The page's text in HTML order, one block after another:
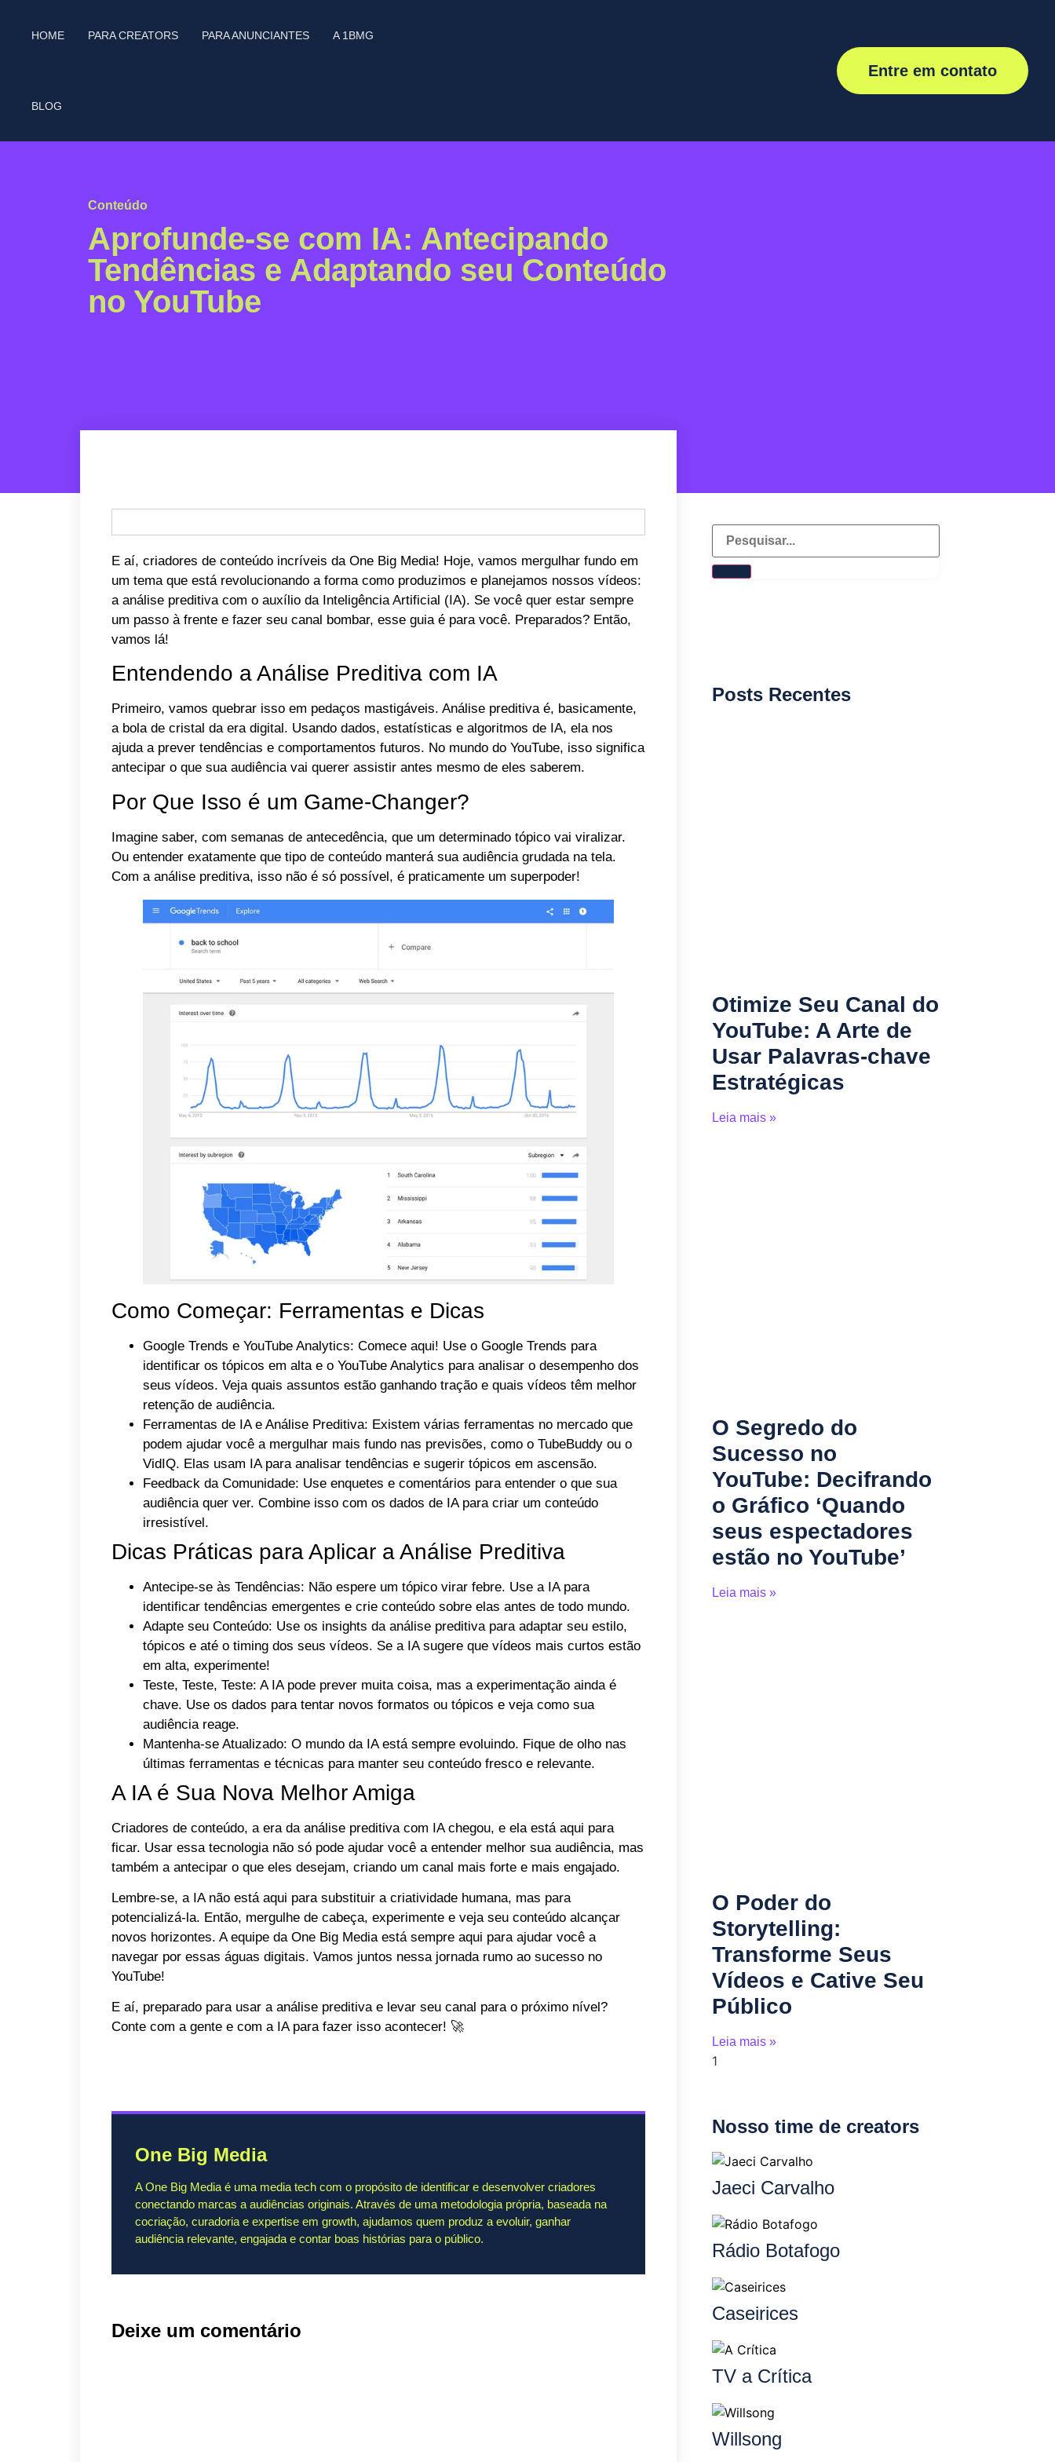
HOME PARA CREATORS PARA ANUNCIANTES A 1BMG
BLOG
Entre em contato
Conteúdo
Aprofunde-se com IA: Antecipando
Tendências e Adaptando seu Conteúdo
no YouTube
E aí, criadores de conteúdo incríveis da One Big Media! Hoje, vamos mergulhar fundo em
um tema que está revolucionando a forma como produzimos e planejamos nossos vídeos:
a análise preditiva com o auxílio da Inteligência Artificial (IA). Se você quer estar sempre
um passo à frente e fazer seu canal bombar, esse guia é para você. Preparados? Então,
vamos lá!
Entendendo a Análise Preditiva com IA
Primeiro, vamos quebrar isso em pedaços mastigáveis. Análise preditiva é, basicamente,
a bola de cristal da era digital. Usando dados, estatísticas e algoritmos de IA, ela nos
ajuda a prever tendências e comportamentos futuros. No mundo do YouTube, isso significa
antecipar o que sua audiência vai querer assistir antes mesmo de eles saberem.
Por Que Isso é um Game-Changer?
Imagine saber, com semanas de antecedência, que um determinado tópico vai viralizar.
Ou entender exatamente que tipo de conteúdo manterá sua audiência grudada na tela.
Com a análise preditiva, isso não é só possível, é praticamente um superpoder!
Como Começar: Ferramentas e Dicas
Google Trends e YouTube Analytics: Comece aqui! Use o Google Trends para
identificar os tópicos em alta e o YouTube Analytics para analisar o desempenho dos
seus vídeos. Veja quais assuntos estão ganhando tração e quais vídeos têm melhor
retenção de audiência.
Ferramentas de IA e Análise Preditiva: Existem várias ferramentas no mercado que
podem ajudar você a mergulhar mais fundo nas previsões, como o TubeBuddy ou o
VidIQ. Elas usam IA para analisar tendências e sugerir tópicos em ascensão.
Feedback da Comunidade: Use enquetes e comentários para entender o que sua
audiência quer ver. Combine isso com os dados de IA para criar um conteúdo
irresistível.
Dicas Práticas para Aplicar a Análise Preditiva
Antecipe-se às Tendências: Não espere um tópico virar febre. Use a IA para
identificar tendências emergentes e crie conteúdo sobre elas antes de todo mundo.
Adapte seu Conteúdo: Use os insights da análise preditiva para adaptar seu estilo,
tópicos e até o timing dos seus vídeos. Se a IA sugere que vídeos mais curtos estão
em alta, experimente!
Teste, Teste, Teste: A IA pode prever muita coisa, mas a experimentação ainda é
chave. Use os dados para tentar novos formatos ou tópicos e veja como sua
audiência reage.
Mantenha-se Atualizado: O mundo da IA está sempre evoluindo. Fique de olho nas
últimas ferramentas e técnicas para manter seu conteúdo fresco e relevante.
A IA é Sua Nova Melhor Amiga
Criadores de conteúdo, a era da análise preditiva com IA chegou, e ela está aqui para
ficar. Usar essa tecnologia não só pode ajudar você a entender melhor sua audiência, mas
também a antecipar o que eles desejam, criando um canal mais forte e mais engajado.
Lembre-se, a IA não está aqui para substituir a criatividade humana, mas para
potencializá-la. Então, mergulhe de cabeça, experimente e veja seu conteúdo alcançar
novos horizontes. A equipe da One Big Media está sempre aqui para ajudar você a
navegar por essas águas digitais. Vamos juntos nessa jornada rumo ao sucesso no
YouTube!
E aí, preparado para usar a análise preditiva e levar seu canal para o próximo nível?
Conte com a gente e com a IA para fazer isso acontecer! 🚀
One Big Media
A One Big Media é uma media tech com o propósito de identificar e desenvolver criadores
conectando marcas a audiências originais. Através de uma metodologia própria, baseada na
cocriação, curadoria e expertise em growth, ajudamos quem produz a evoluir, ganhar
audiência relevante, engajada e contar boas histórias para o público.
Deixe um comentário
Posts Recentes
Otimize Seu Canal do
YouTube: A Arte de
Usar Palavras-chave
Estratégicas
Leia mais »
O Segredo do
Sucesso no
YouTube: Decifrando
o Gráfico ‘Quando
seus espectadores
estão no YouTube’
Leia mais »
O Poder do
Storytelling:
Transforme Seus
Vídeos e Cative Seu
Público
Leia mais »
Nosso time de creators
Jaeci Carvalho
Rádio Botafogo
Caseirices
TV a Crítica
Willsong